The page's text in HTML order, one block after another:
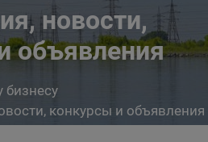
новости,
объявления
конкурсы и объявления